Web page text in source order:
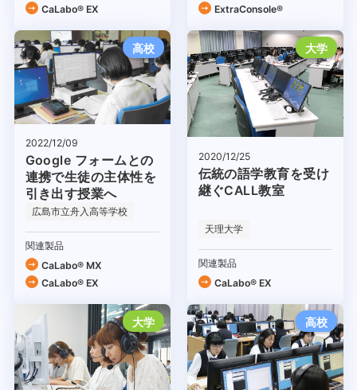
CaLabo® EX
ExtraConsole®
高校
2022/12/09
Google フォームとの
連携で生徒の主体性を
引き出す授業へ
広島市立舟入高等学校
関連製品
CaLabo® MX
CaLabo® EX
大学
2020/12/25
伝統の語学教育を受け
継ぐCALL教室
天理大学
関連製品
CaLabo® EX
大学 高校